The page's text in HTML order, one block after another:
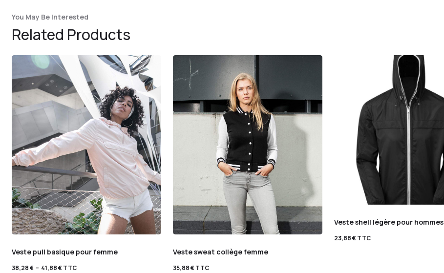
You May Be Interested
Related Products
Veste pull basique pour femme
38,28€ – 41,88€TTC
Veste sweat collège femme
35,88€TTC
Veste shell légère pour hommes
23,88€TTC